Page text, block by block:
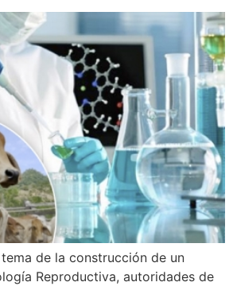
de la construcción de un
Reproductiva, autoridades de